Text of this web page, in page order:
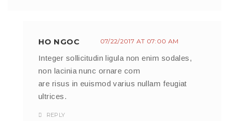
HO NGOC 07/22/2017 AT 07:00 AM
Integer sollicitudin ligula non enim sodales,
non lacinia nunc ornare com
are risus in euismod varius nullam feugiat
ultrices.
REPLY